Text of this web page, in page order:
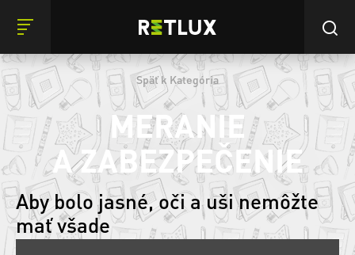
Späť k Kategória
MERANIE
A ZABEZPEČENIE
Aby bolo jasné, oči a uši nemôžte
mať všade